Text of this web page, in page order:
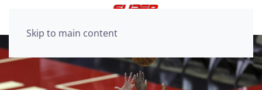
Skip to main content